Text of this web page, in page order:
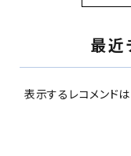
最近
表示するレコメンドは